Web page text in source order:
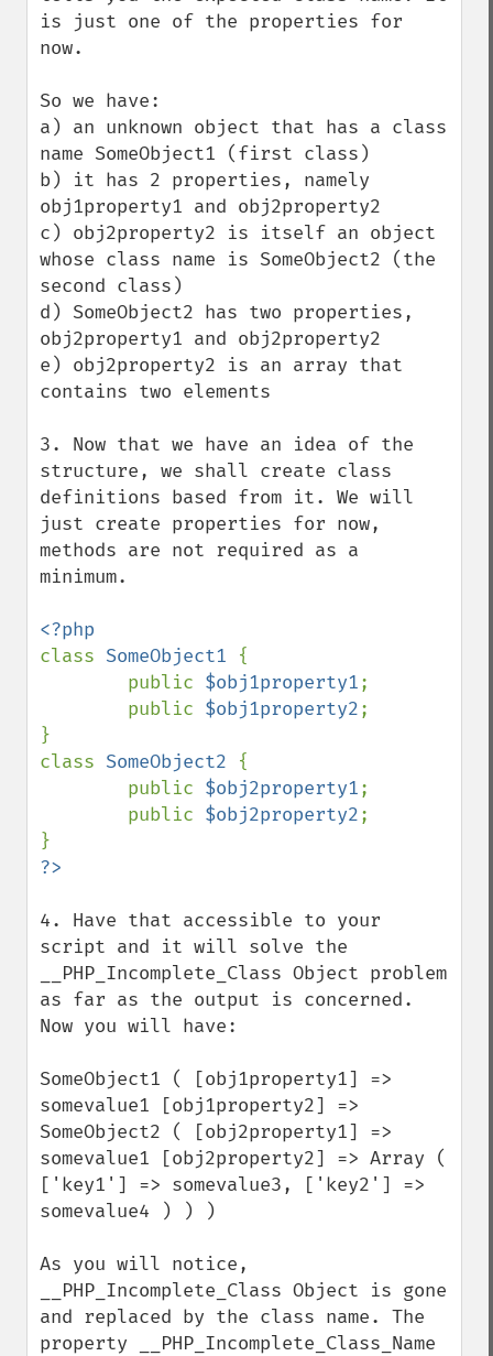
is just one of the properties for
now.
So we have:
a) an unknown object that has a class
name SomeObject1 (first class)
b) it has 2 properties, namely
obj1property1 and obj2property2
c) obj2property2 is itself an object
whose class name is SomeObject2 (the
second class)
d) SomeObject2 has two properties,
obj2property1 and obj2property2
e) obj2property2 is an array that
contains two elements
3. Now that we have an idea of the
structure, we shall create class
definitions based from it. We will
just create properties for now,
methods are not required as a
minimum.
class SomeObject1 {
        public
$obj1property1;
        public
$obj1property2;
}
class SomeObject2 {
        public
$obj2property1;
        public
$obj2property2;
4. Have that accessible to your
script and it will solve the
__PHP_Incomplete_Class Object problem
as far as the output is concerned.
Now you will have:
SomeObject1 ( [obj1property1] =>
somevalue1 [obj1property2] =>
SomeObject2 ( [obj2property1] =>
somevalue1 [obj2property2] => Array (
['key1'] => somevalue3, ['key2'] =>
somevalue4 ) ) )
As you will notice,
__PHP_Incomplete_Class Object is gone
and replaced by the class name. The
property __PHP_Incomplete_Class_Name